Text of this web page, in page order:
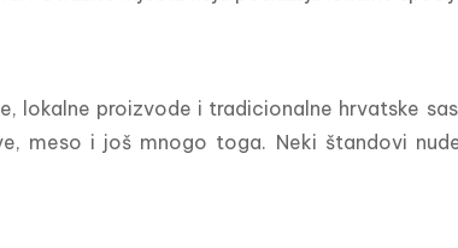
lokalne proizvode i tradicionalne hrvatske
meso i još mnogo toga. Neki štandovi